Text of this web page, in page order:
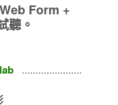
Form +
聽。
......................